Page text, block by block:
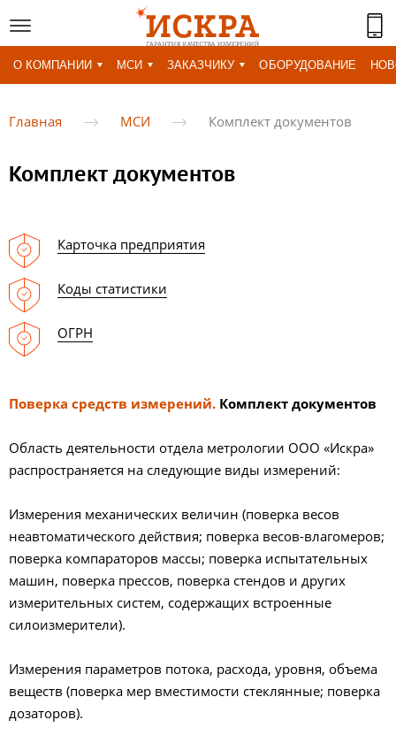
О КОМПАНИИ МСИ ЗАКАЗЧИКУ ОБОРУДОВАНИЕ
Главная МСИ Комплект документов
Комплект документов
Карточка предприятия
Коды статистики
ОГРН
Поверка средств измерений. Комплект документов
Область деятельности отдела метрологии ООО «Искра»
распространяется на следующие виды измерений:
Измерения механических величин (поверка весов
неавтоматического действия; поверка весов-влагомеров;
поверка компараторов массы; поверка испытательных
машин, поверка прессов, поверка стендов и других
измерительных систем, содержащих встроенные
силоизмерители).
Измерения параметров потока, расхода, уровня, объема
веществ (поверка мер вместимости стеклянные; поверка
дозаторов).